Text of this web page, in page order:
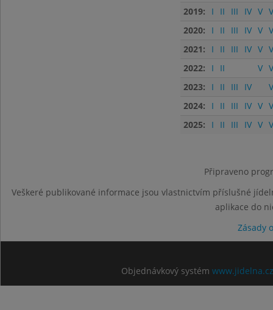
2019:
I II III IV V
2020:
I II III IV V
2021:
I II III IV V
2022:
I II V
2023:
I II III IV
2024:
I II III IV V
2025:
I II III IV V
Připraveno
Veškeré publikované informace jsou vlastnictvím příslušné
aplikace do
Zásady
Objednávkový systém www.jidelna.cz